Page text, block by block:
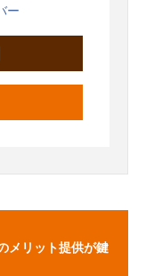
ー
メリット提供が鍵